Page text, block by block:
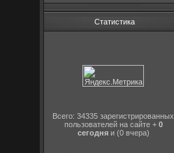
Статистика
Всего: 34335 зарегистрированных
пользователей на сайте + 0
сегодняи (0 вчера)